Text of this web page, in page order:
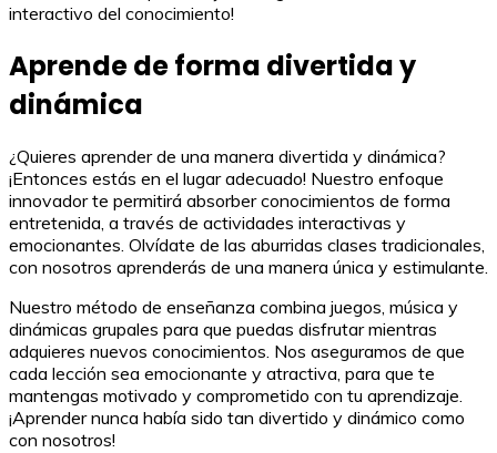
interactivo del conocimiento!
Aprende de forma divertida y
dinámica
¿Quieres aprender de una manera divertida y dinámica?
¡Entonces estás en el lugar adecuado! Nuestro enfoque
innovador te permitirá absorber conocimientos de forma
entretenida, a través de actividades interactivas y
emocionantes. Olvídate de las aburridas clases tradicionales,
con nosotros aprenderás de una manera única y estimulante.
Nuestro método de enseñanza combina juegos, música y
dinámicas grupales para que puedas disfrutar mientras
adquieres nuevos conocimientos. Nos aseguramos de que
cada lección sea emocionante y atractiva, para que te
mantengas motivado y comprometido con tu aprendizaje.
¡Aprender nunca había sido tan divertido y dinámico como
con nosotros!